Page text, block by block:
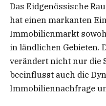
Das Eidgenössische
hat einen markanten
Immobilienmarkt
in ländlichen Gebieten.
verändert nicht nur die
beeinflusst auch die
Immobiliennachfrage